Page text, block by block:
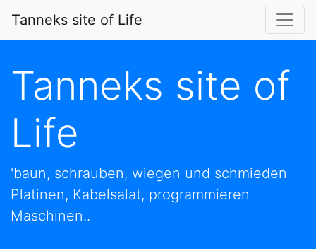
Tanneks site of Life
Tanneks site of
Life
'baun, schrauben, wiegen und schmieden
Platinen, Kabelsalat, programmieren
Maschinen..